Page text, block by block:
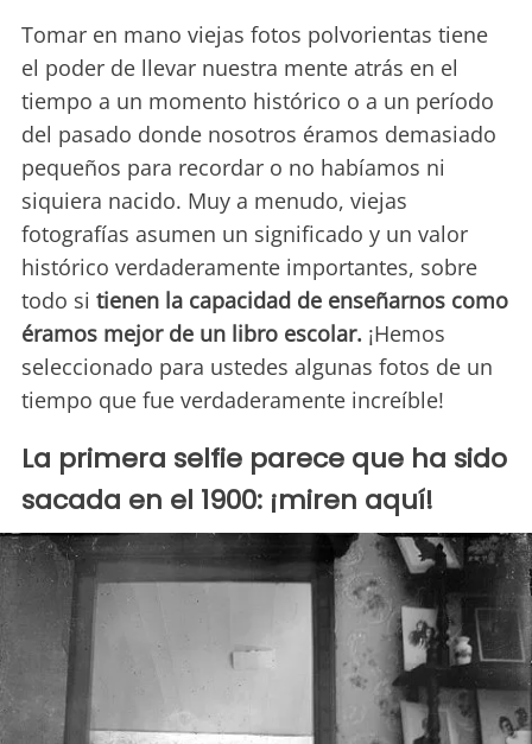
Tomar en mano viejas fotos polvorientas tiene
el poder de llevar nuestra mente atrás en el
tiempo a un momento histórico o a un período
del pasado donde nosotros éramos demasiado
pequeños para recordar o no habíamos ni
siquiera nacido. Muy a menudo, viejas
fotografías asumen un significado y un valor
histórico verdaderamente importantes, sobre
todo si tienen la capacidad de enseñarnos como
éramos mejor de un libro escolar. ¡Hemos
seleccionado para ustedes algunas fotos de un
tiempo que fue verdaderamente increíble!
La primera selfie parece que ha sido
sacada en el 1900: ¡miren aquí!